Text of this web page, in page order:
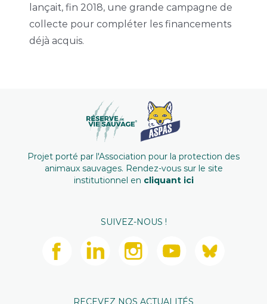
lançait, fin 2018, une grande campagne de
collecte pour compléter les financements
déjà acquis.
Projet porté par l'Association pour la protection des
animaux sauvages. Rendez-vous sur le site
institutionnel en cliquant ici
SUIVEZ-NOUS !
RECEVEZ NOS ACTUALITÉS